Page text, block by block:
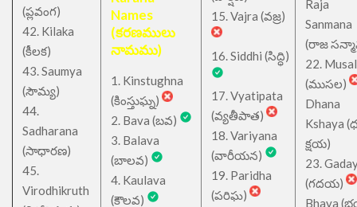
(ప్లవంగ)
42. Kilaka
(కీలక)
43. Saumya
(సౌమ్య)
44.
Sadharana
(సాధారణ)
45.
Virodhikruth
Names
(కరణములు
నామము)
1. Kinstughna
(కింస్తుఘ్న)
2. Bava (బవ)
3. Balava
(బాలవ)
4. Kaulava
(కౌలవ)
15. Vajra (వజ్ర)
16. Siddhi (సిద్ధి)
17. Vyatipata
(వ్యతీపాత)
18. Variyana
(వారీయన)
19. Paridha
(పరిఘ)
Raja
Sanmana
(రాజ
22.
(ముసల)
Dhana
Kshaya
క్షయ)
23.
(గదయ)
Bhaya